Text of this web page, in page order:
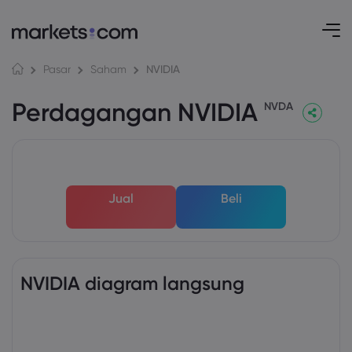
Pasar Saham NVIDIA
Perdagangan NVIDIA NVDA
Jual Beli
NVIDIA diagram langsung